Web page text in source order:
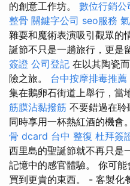
的創意工作坊。 數位行銷公
整骨 關鍵字公司 seo服務
雜耍和魔術表演吸引觀眾的
誕節不只是一趟旅行，更是
簽證 公司登記 在以其陶瓷
險之旅。 台中按摩排毒推薦
集在鵝卵石街道上舉行，當
筋膜沾黏撥筋 不要錯過在
同時享用一杯熱紅酒的機會。
骨 dcard 台中 整復 杜拜簽
西里島的聖誕節就不再只是
記憶中的感官體驗。 你可
買到更貴的東西。 - 客製化